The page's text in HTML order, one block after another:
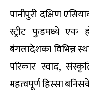
पानीपुरी दक्षिण
स्ट्रीट फुडमध्ये एक
बंगलादेशका विभिन्न
परिकार स्वाद,
महत्वपूर्ण हिस्सा